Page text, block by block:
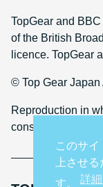
TopGear and
of the British
licence. TopGear
© Top Gear Japan
Reproduction in
consent
このサ
上させ
す。 詳